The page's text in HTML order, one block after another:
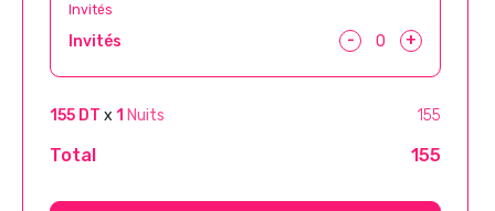
Invités
Invités - +
155 DT x 1 Nuits 155
Total 155